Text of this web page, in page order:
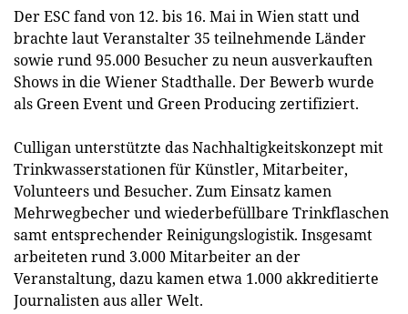
Der ESC fand von 12. bis 16. Mai in Wien statt und
brachte laut Veranstalter 35 teilnehmende Länder
sowie rund 95.000 Besucher zu neun ausverkauften
Shows in die Wiener Stadthalle. Der Bewerb wurde
als Green Event und Green Producing zertifiziert.
Culligan unterstützte das Nachhaltigkeitskonzept mit
Trinkwasserstationen für Künstler, Mitarbeiter,
Volunteers und Besucher. Zum Einsatz kamen
Mehrwegbecher und wiederbefüllbare Trinkflaschen
samt entsprechender Reinigungslogistik. Insgesamt
arbeiteten rund 3.000 Mitarbeiter an der
Veranstaltung, dazu kamen etwa 1.000 akkreditierte
Journalisten aus aller Welt.